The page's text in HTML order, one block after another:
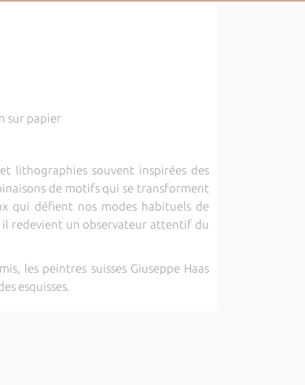
sur papier
lithographies souvent inspirées des
de motifs qui se transforment
qui défient nos modes habituels de
il redevient un observateur attentif du
les peintres suisses Giuseppe Haas
esquisses.